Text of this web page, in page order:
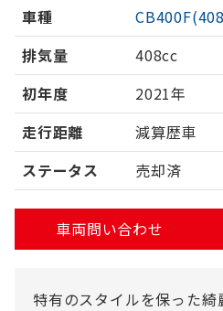
車種
排気量
408cc
初年度
2021年
走行距離
減算歴車
ステータス
売却済
車両問い合わせ
特有のスタイルを保った